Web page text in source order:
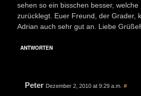
sehen so ein bisschen besser, welche
zurücklegt. Euer Freund, der Grader,
Adrian auch sehr gut an. Liebe
ANTWORTEN
Peter Dezember 2, 2010 at 9:29 a.m. #